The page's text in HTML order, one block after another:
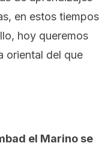
en estos tiempos
hoy queremos
oriental del que
el Marino se